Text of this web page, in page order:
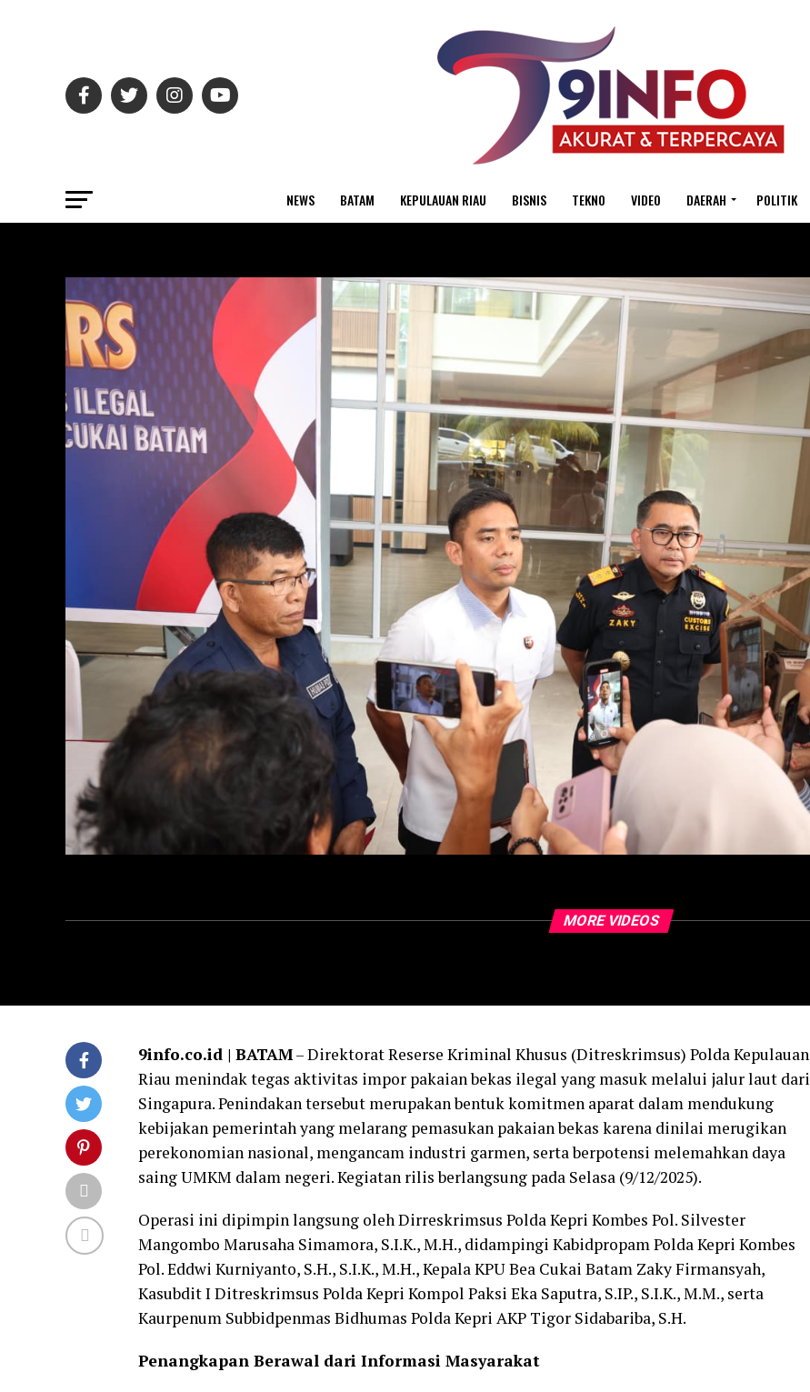
NEWS BATAM KEPULAUAN RIAU BISNIS TEKNO VIDEO DAERAH POLITIK
MORE VIDEOS
9info.co.id | BATAM– Direktorat Reserse Kriminal Khusus (Ditreskrimsus) Polda Kepulauan
Riau menindak tegas aktivitas impor pakaian bekas ilegal yang masuk melalui jalur laut dari
Singapura. Penindakan tersebut merupakan bentuk komitmen aparat dalam mendukung
kebijakan pemerintah yang melarang pemasukan pakaian bekas karena dinilai merugikan
perekonomian nasional, mengancam industri garmen, serta berpotensi melemahkan daya
saing UMKM dalam negeri. Kegiatan rilis berlangsung pada Selasa (9/12/2025).
Operasi ini dipimpin langsung oleh Dirreskrimsus Polda Kepri Kombes Pol. Silvester
Mangombo Marusaha Simamora, S.I.K., M.H., didampingi Kabidpropam Polda Kepri Kombes
Pol. Eddwi Kurniyanto, S.H., S.I.K., M.H., Kepala KPU Bea Cukai Batam Zaky Firmansyah,
Kasubdit I Ditreskrimsus Polda Kepri Kompol Paksi Eka Saputra, S.IP., S.I.K., M.M., serta
Kaurpenum Subbidpenmas Bidhumas Polda Kepri AKP Tigor Sidabariba, S.H.
Penangkapan Berawal dari Informasi Masyarakat